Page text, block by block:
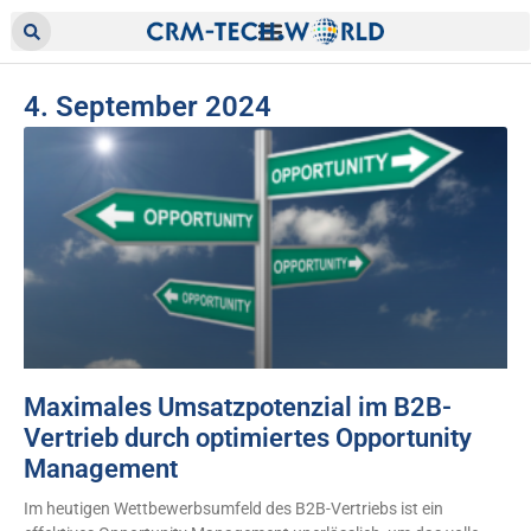
4. September 2024
Maximales Umsatzpotenzial im B2B-
Vertrieb durch optimiertes Opportunity
Management
Im heutigen Wettbewerbsumfeld des B2B-Vertriebs ist ein